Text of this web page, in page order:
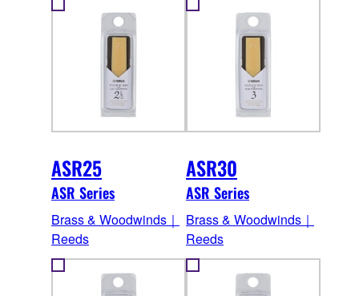
ASR25
ASR Series
Brass & Woodwinds｜
Reeds
ASR30
ASR Series
Brass & Woodwinds｜
Reeds